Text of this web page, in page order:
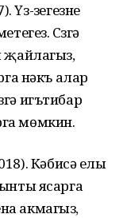
Үз-үзегезне
Сүзгә
җайлагыз,
нәкъ алар
игътибар
мөмкин.
Кәбисә елы
ясарга
акмагыз,